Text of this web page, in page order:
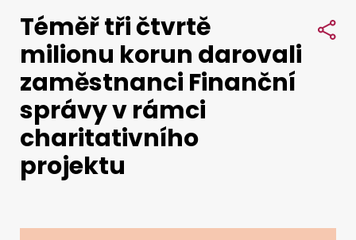
Daně
Mezinárodní spolupráce
Kontakty
Téměř tři čtvrtě
milionu korun darovali
zaměstnanci Finanční
správy v rámci
charitativního
projektu